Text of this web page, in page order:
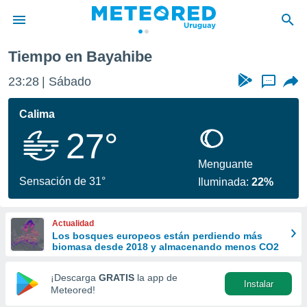
de
ha
calidad.
a este
las
y
forma
digital
basada
Tiempo en Bayahibe
23:28 Sábado ...
Calima
27°
Sensación de 31°
Menguante
Iluminada:22%
Actualidad
Los bosques europeos están perdiendo más
biomasa desde 2018 y almacenando menos CO2
¡Descarga GRATIS la app de
Meteored!
Instalar